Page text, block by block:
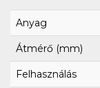
Anyag
Átmérő (mm)
Felhasználás